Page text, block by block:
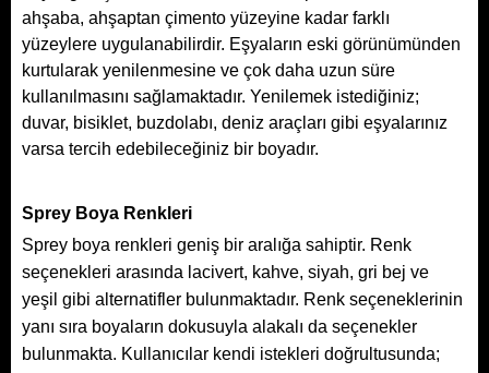
ahşaba, ahşaptan çimento yüzeyine kadar farklı
yüzeylere uygulanabilirdir. Eşyaların eski görünümünden
kurtularak yenilenmesine ve çok daha uzun süre
kullanılmasını sağlamaktadır. Yenilemek istediğiniz;
duvar, bisiklet, buzdolabı, deniz araçları gibi eşyalarınız
varsa tercih edebileceğiniz bir boyadır.
Sprey Boya Renkleri
Sprey boya renkleri geniş bir aralığa sahiptir. Renk
seçenekleri arasında lacivert, kahve, siyah, gri bej ve
yeşil gibi alternatifler bulunmaktadır. Renk seçeneklerinin
yanı sıra boyaların dokusuyla alakalı da seçenekler
bulunmakta. Kullanıcılar kendi istekleri doğrultusunda;